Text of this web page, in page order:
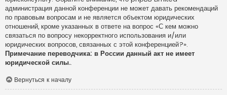
администрация данной конференции не может давать рекомендаций
по правовым вопросам и не является объектом юридических
отношений, кроме указанных в ответе на вопрос «С кем можно
связаться по вопросу некорректного использования и/или
юридических вопросов, связанных с этой конференцией?».
Примечание переводчика: в России данный акт не имеет
юридической силы..
Вернуться к началу